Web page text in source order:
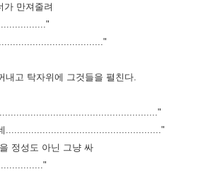
만져줄려
내고 탁자위에 그것들을 펼친다.
......................................................."
정성도 아닌 그냥 싸